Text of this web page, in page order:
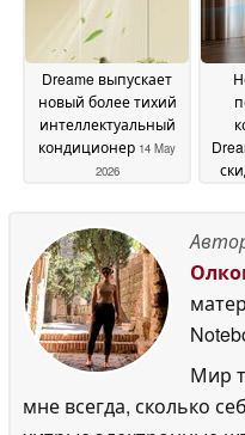
Dreame выпускает
новый более тихий
интеллектуальный
кондиционер 14 May
2026
Мир
мне всегда, сколько